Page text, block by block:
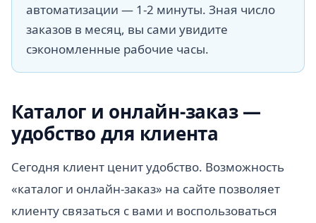
автоматизации — 1-2 минуты. Зная число
заказов в месяц, вы сами увидите
сэкономленные рабочие часы.
Каталог и онлайн-заказ —
удобство для клиента
Сегодня клиент ценит удобство. Возможность
«каталог и онлайн-заказ» на сайте позволяет
клиенту связаться с вами и воспользоваться